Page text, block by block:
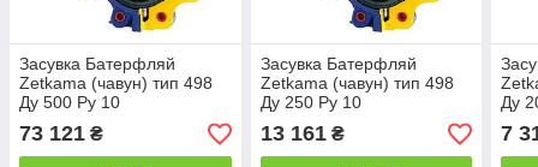
Засувка Батерфляй
Zetkama (чавун) тип 498
Ду 500 Ру 10
73 121 ₴
Засувка Батерфляй
Zetkama (чавун) тип 498
Ду 250 Ру 10
13 161₴
Ду
7